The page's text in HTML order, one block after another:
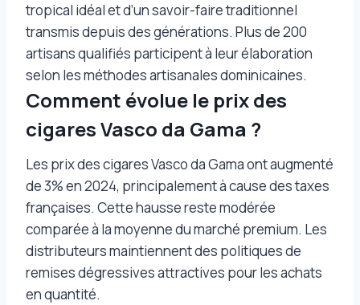
tropical idéal et d’un savoir-faire traditionnel
transmis depuis des générations. Plus de 200
artisans qualifiés participent à leur élaboration
selon les méthodes artisanales dominicaines.
Comment évolue le prix des
cigares Vasco da Gama ?
Les prix des cigares Vasco da Gama ont augmenté
de 3% en 2024, principalement à cause des taxes
françaises. Cette hausse reste modérée
comparée à la moyenne du marché premium. Les
distributeurs maintiennent des politiques de
remises dégressives attractives pour les achats
en quantité.